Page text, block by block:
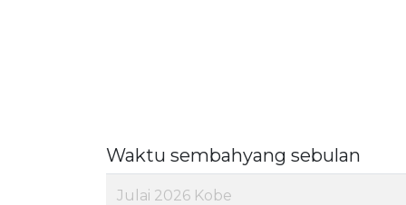
Waktu sembahyang sebulan
Julai 2026 Kobe